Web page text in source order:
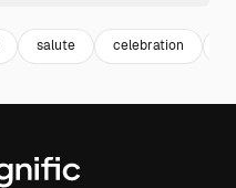
salute celebration